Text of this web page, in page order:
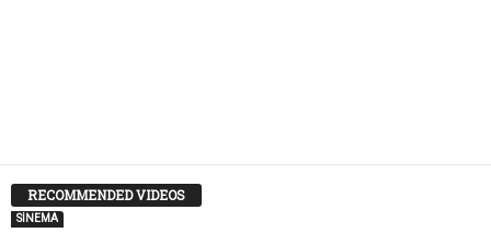
RECOMMENDED VIDEOS
SİNEMA